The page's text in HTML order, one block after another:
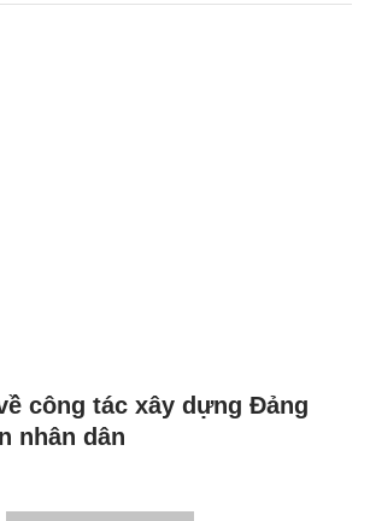
công tác xây dựng Đảng
nhân dân